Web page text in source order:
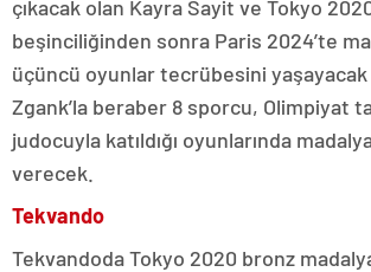
çıkacak olan Kayra Sayit ve Tokyo
beşinciliğinden sonra Paris 2024’te
üçüncü oyunlar tecrübesini yaşayacak
Zgank’la beraber 8 sporcu, Olimpiyat
judocuyla katıldığı oyunlarında
verecek.
Tekvando
Tekvandoda Tokyo 2020 bronz